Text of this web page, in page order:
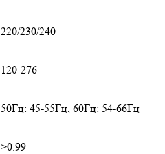
220/230/240
120-276
50Гц: 45-55Гц, 60Гц: 54-66Гц
≥0.99